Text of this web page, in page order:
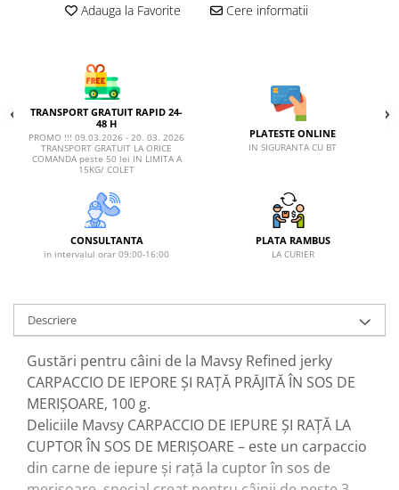
Adauga la Favorite Cere informatii
TRANSPORT GRATUIT RAPID 24-
48 H
PROMO !!! 09.03.2026 - 20. 03. 2026
TRANSPORT GRATUIT LA ORICE
COMANDA peste 50 lei IN LIMITA A
15KG/ COLET
PLATESTE ONLINE
IN SIGURANTA CU BT
CONSULTANTA
in intervalul orar 09:00-16:00
PLATA RAMBUS
LA CURIER
Descriere
Gustări pentru câini de la Mavsy Refined jerky
CARPACCIO DE IEPORE ȘI RAȚĂ PRĂJITĂ ÎN SOS DE
MERIȘOARE, 100 g.
Deliciile Mavsy CARPACCIO DE IEPURE ȘI RAȚĂ LA
CUPTOR ÎN SOS DE MERIȘOARE – este un carpaccio
din carne de iepure și rață la cuptor în sos de